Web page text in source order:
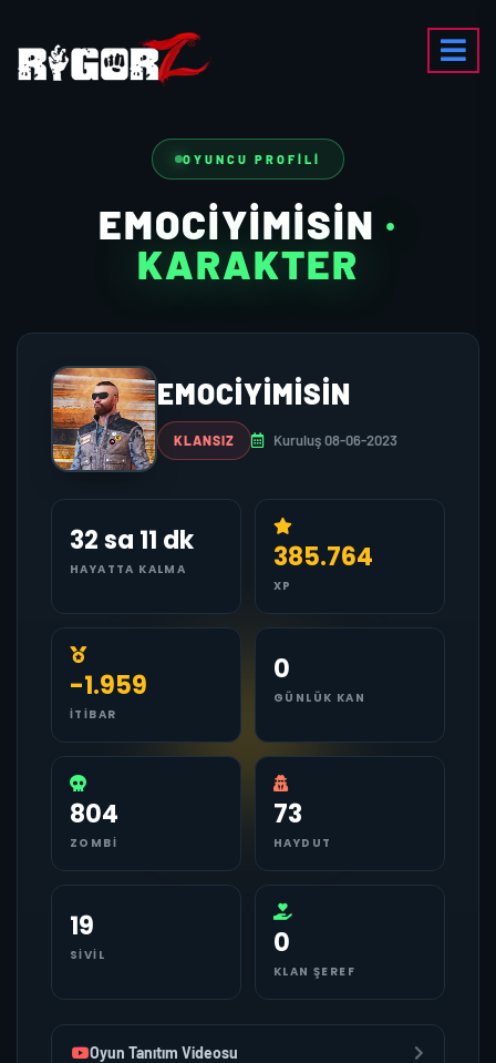
OYUNCU PROFILI
EMOCİYİMİSİN ·
KARAKTER
EMOCİYİMİSİN
KLANSIZ Kuruluş 08-06-2023
32 sa 11 dk
HAYATTA KALMA 385.764
XP
-1.959
İTIBAR
0
GÜNLÜK KAN
804
ZOMBI
73
HAYDUT
19
SIVIL 0
KLAN ŞEREF
Oyun Tanıtım Videosu